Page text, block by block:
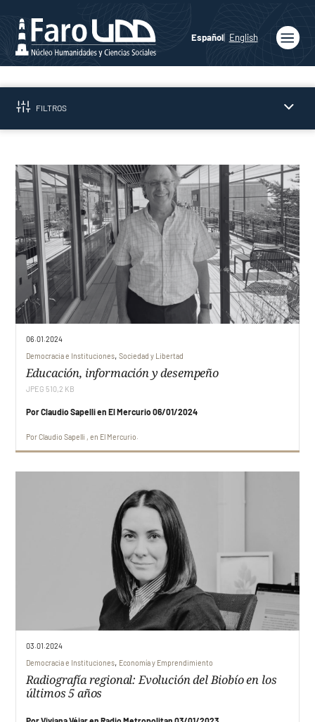
Español English
Quiénes
somos
Programas
Académicos
Noticias
Medios
Prensa
Podcast
Agenda
Ediciones
Faro UDD
FILTROS
06.01.2024
Democracia e Instituciones, Sociedad y Libertad
Educación, información y desempeño
JPEG 510,2 KB
Por Claudio Sapelli en El Mercurio 06/01/2024
PorClaudio Sapelli en El Mercurio
03.01.2024
Democracia e Instituciones, Economía y Emprendimiento
Radiografía regional: Evolución del Biobío en los
últimos 5 años